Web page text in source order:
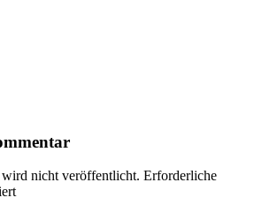
nicht veröffentlicht. Erforderliche